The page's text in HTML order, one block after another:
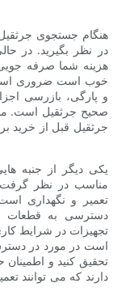
هنگام جستجوی
در نظر بگیرید. در
هزینه شما صرفه جویی
خوب است ضروری
و پارگی، بازرسی
صحیح جرثقیل است.
جرثقیل قبل از خرید
یکی دیگر از جنبه
مناسب در نظر
تعمیر و نگهداری
دسترسی به قطعات
تجهیزات در شرایط
است در مورد در
تحقیق کنید و
دارند که می توانند